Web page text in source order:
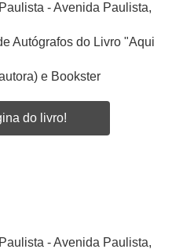
- Avenida Paulista,
Autógrafos do Livro "Aqui
e Bookster
do livro!
- Avenida Paulista,